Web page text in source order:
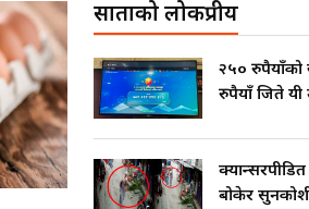
मंगलबार, जेठ २६, २०८३
काठमाडौँ उपत्यका
द्रुत कार्य टोली परिचालन
मंगलबार, जेठ २६, २०८३
साताको लोकप्रीय
२५० रुपैयाँको
रुपैयाँ जिते
बोकेर